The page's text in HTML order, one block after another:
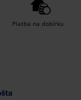
Platba na dobírku